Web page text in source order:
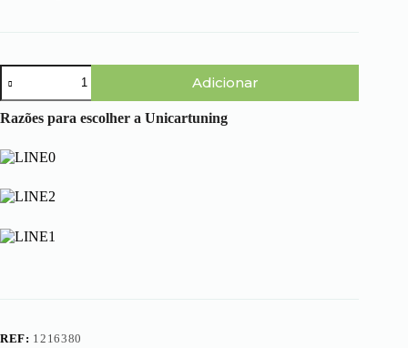
Quantidade
de
BMW
Serie
E90
(05-
-
Angel
Eyes
LED)
Adicionar
Razões para escolher a Unicartuning
REF: 1216380